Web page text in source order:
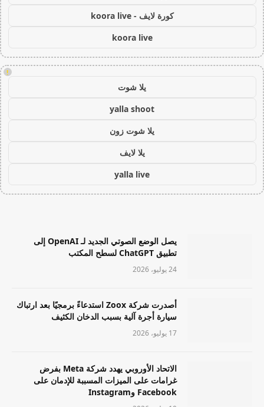
كورة لايف - koora live
koora live
!
يلا شوت
yalla shoot
يلا شوت زون
يلا لايف
yalla live
يصل الوضع الصوتي الجديد لـ OpenAI إلى
تطبيق ChatGPT لسطح المكتب
24 يوليو، 2026
أصدرت شركة Zoox استدعاءً برمجيًا بعد ارتباك
سيارة أجرة آلية بسبب الدخان الكثيف
17 يوليو، 2026
الاتحاد الأوروبي يهدد شركة Meta بفرض
غرامات على الميزات المسببة للإدمان على
Facebook وInstagram